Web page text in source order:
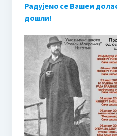
Наставни планови и
Средње музичко образовање
Наставни план и програм
Наставни планови и
Програм за ученике
Такмичења
Радујемо се Вашем
дошли!